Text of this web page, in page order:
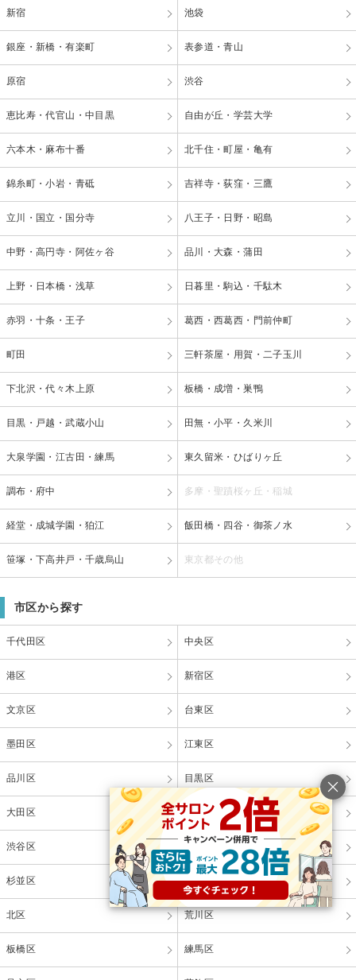
新宿 池袋
銀座・新橋・有楽町 表参道・青山
原宿 渋谷
恵比寿・代官山・中目黒 自由が丘・学芸大学
六本木・麻布十番 北千住・町屋・亀有
錦糸町・小岩・青砥 吉祥寺・荻窪・三鷹
立川・国立・国分寺 八王子・日野・昭島
中野・高円寺・阿佐ヶ谷 品川・大森・蒲田
上野・日本橋・浅草 日暮里・駒込・千駄木
赤羽・十条・王子 葛西・西葛西・門前仲町
町田 三軒茶屋・用賀・二子玉川
下北沢・代々木上原 板橋・成増・巣鴨
目黒・戸越・武蔵小山 田無・小平・久米川
大泉学園・江古田・練馬 東久留米・ひばりヶ丘
調布・府中 多摩・聖蹟桜ヶ丘・稲城
経堂・成城学園・狛江 飯田橋・四谷・御茶ノ水
笹塚・下高井戸・千歳烏山 東京都その他
市区から探す
千代田区 中央区
港区 新宿区
文京区 台東区
墨田区 江東区
品川区 目黒区
大田区 世田谷区
渋谷区 中野区
杉並区 豊島区
北区 荒川区
板橋区 練馬区